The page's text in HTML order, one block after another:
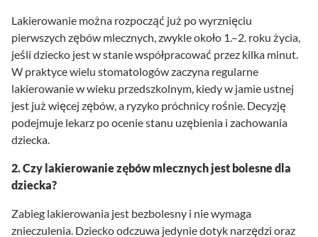
Lakierowanie można rozpocząć już po wyrznięciu
pierwszych zębów mlecznych, zwykle około 1.–2. roku życia,
jeśli dziecko jest w stanie współpracować przez kilka minut.
W praktyce wielu stomatologów zaczyna regularne
lakierowanie w wieku przedszkolnym, kiedy w jamie ustnej
jest już więcej zębów, a ryzyko próchnicy rośnie. Decyzję
podejmuje lekarz po ocenie stanu uzębienia i zachowania
dziecka.
2. Czy lakierowanie zębów mlecznych jest bolesne dla
dziecka?
Zabieg lakierowania jest bezbolesny i nie wymaga
znieczulenia. Dziecko odczuwa jedynie dotyk narzędzi oraz